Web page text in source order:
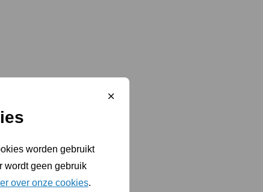
worden gebruikt
wordt geen gebruik
over onze cookies.
Sluit